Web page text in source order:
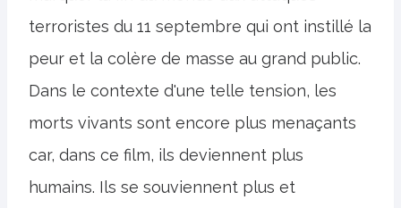
terroristes du 11 septembre qui ont instillé la
peur et la colère de masse au grand public.
Dans le contexte d'une telle tension, les
morts vivants sont encore plus menaçants
car, dans ce film, ils deviennent plus
humains. Ils se souviennent plus et